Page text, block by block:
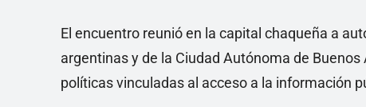
El encuentro reunió en la capital chaqueña a
argentinas y de la Ciudad Autónoma de
políticas vinculadas al acceso a la información